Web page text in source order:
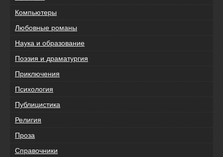
Компьютеры
Любовные романы
Наука и образование
Поэзия и драматургия
Приключения
Психология
Публицистика
Религия
Проза
Справочники